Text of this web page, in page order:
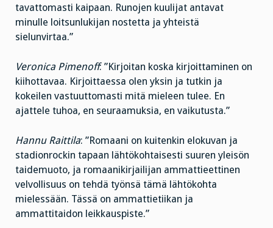
tavattomasti kaipaan. Runojen kuulijat antavat
minulle loitsunlukijan nostetta ja yhteistä
sielunvirtaa.”
Veronica Pimenoff: ”Kirjoitan koska kirjoittaminen on
kiihottavaa. Kirjoittaessa olen yksin ja tutkin ja
kokeilen vastuuttomasti mitä mieleen tulee. En
ajattele tuhoa, en seuraamuksia, en vaikutusta.”
Hannu Raittila: ”Romaani on kuitenkin elokuvan ja
stadionrockin tapaan lähtökohtaisesti suuren yleisön
taidemuoto, ja romaanikirjailijan ammattieettinen
velvollisuus on tehdä työnsä tämä lähtökohta
mielessään. Tässä on ammattietiikan ja
ammattitaidon leikkauspiste.”